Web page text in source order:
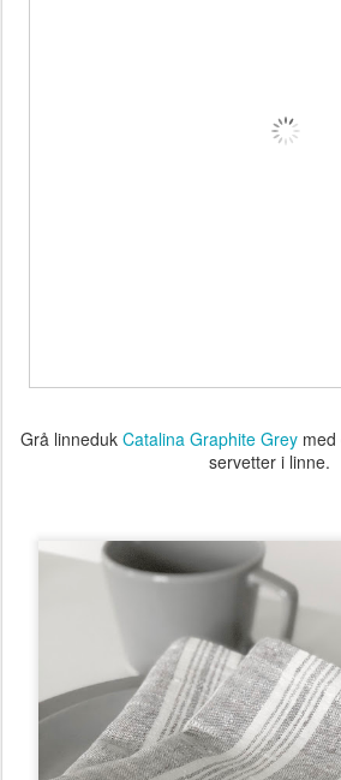
Grå linneduk Catalina Graphite Greymed
servetter i linne.